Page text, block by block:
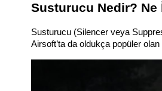
Susturucu Nedir? Ne
Susturucu (Silencer veya
Airsoft’ta da oldukça popüler